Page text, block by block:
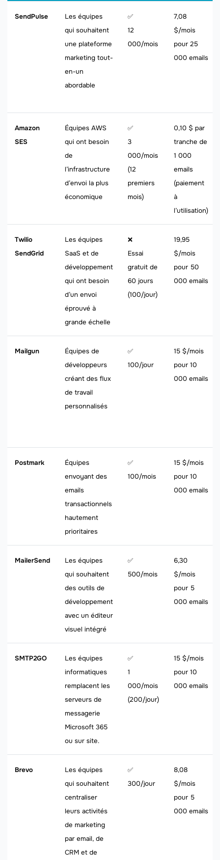
SendPulse
Les équipes
qui souhaitent
une plateforme
marketing tout-
en-un
abordable
✅
12
000/mois
7,08
$/mois
pour 25
000 emails
Amazon
SES
Équipes AWS
qui ont besoin
de
l’infrastructure
d’envoi la plus
économique
✅
3
000/mois
(12
premiers
mois)
0,10 $ par
tranche de
1 000
emails
(paiement
à
l’utilisation)
Twilio
SendGrid
Les équipes
SaaS et de
développement
qui ont besoin
d’un envoi
éprouvé à
grande échelle
❌
Essai
gratuit de
60 jours
(100/jour)
19,95
$/mois
pour 50
000 emails
Mailgun
Équipes de
développeurs
créant des flux
de travail
personnalisés
✅
100/jour
15 $/mois
pour 10
000 emails
Postmark
Équipes
envoyant des
emails
transactionnels
hautement
prioritaires
✅
100/mois
15 $/mois
pour 10
000 emails
MailerSend
Les équipes
qui souhaitent
des outils de
développement
avec un éditeur
visuel intégré
✅
500/mois
6,30
$/mois
pour 5
000 emails
SMTP2GO
Les équipes
informatiques
remplacent les
serveurs de
messagerie
Microsoft 365
ou sur site.
✅
1
000/mois
(200/jour)
15 $/mois
pour 10
000 emails
Brevo
Les équipes
qui souhaitent
centraliser
leurs activités
de marketing
par email, de
CRM et de
✅
300/jour
8,08
$/mois
pour 5
000 emails